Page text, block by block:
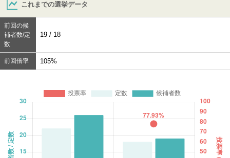
これまでの選挙データ
前回の候
補者数/定
数
19 / 18
前回倍率 105%